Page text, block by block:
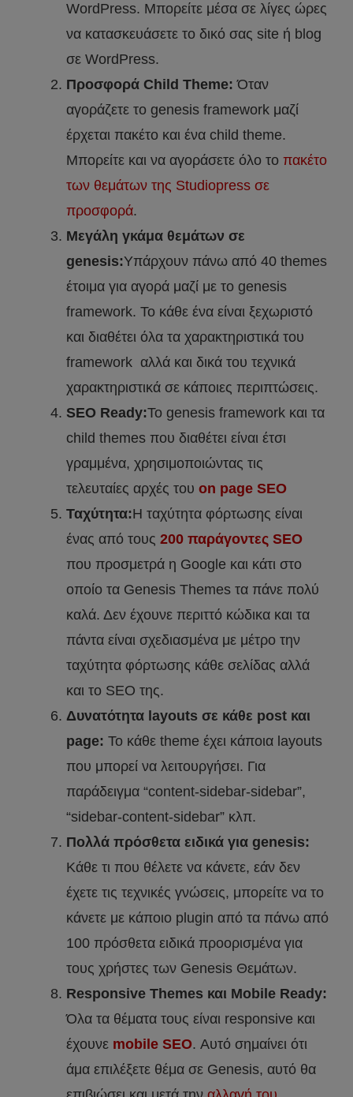
WordPress. Μπορείτε μέσα σε λίγες ώρες
να κατασκευάσετε το δικό σας site ή blog
σε WordPress.
Προσφορά Child Theme:Όταν
αγοράζετε το genesis framework μαζί
έρχεται πακέτο και ένα child theme.
Μπορείτε και να αγοράσετε όλο το πακέτο
των θεμάτων της Studiopress σε
προσφορά.
Μεγάλη γκάμα θεμάτων σε
genesis:Υπάρχουν πάνω από 40 themes
έτοιμα για αγορά μαζί με το genesis
framework. Το κάθε ένα είναι ξεχωριστό
και διαθέτει όλα τα χαρακτηριστικά του
framework αλλά και δικά του τεχνικά
χαρακτηριστικά σε κάποιες περιπτώσεις.
SEO Ready:Το genesis framework και τα
child themes που διαθέτει είναι έτσι
γραμμένα, χρησιμοποιώντας τις
τελευταίες αρχές του on page SEO
Ταχύτητα:Η ταχύτητα φόρτωσης είναι
ένας από τους 200 παράγοντες SEO
που προσμετρά η Google και κάτι στο
οποίο τα Genesis Themes τα πάνε πολύ
καλά. Δεν έχουνε περιττό κώδικα και τα
πάντα είναι σχεδιασμένα με μέτρο την
ταχύτητα φόρτωσης κάθε σελίδας αλλά
και το SEO της.
Δυνατότητα layouts σε κάθε post και
page: Το κάθε theme έχει κάποια layouts
που μπορεί να λειτουργήσει. Για
παράδειγμα “content-sidebar-sidebar”,
“sidebar-content-sidebar” κλπ.
Πολλά πρόσθετα ειδικά για genesis:
Κάθε τι που θέλετε να κάνετε, εάν δεν
έχετε τις τεχνικές γνώσεις, μπορείτε να το
κάνετε με κάποιο plugin από τα πάνω από
100 πρόσθετα ειδικά προορισμένα για
τους χρήστες των Genesis Θεμάτων.
Responsive Themes και Mobile Ready:
Όλα τα θέματα τους είναι responsive και
έχουνε mobile SEO. Αυτό σημαίνει ότι
άμα επιλέξετε θέμα σε Genesis, αυτό θα